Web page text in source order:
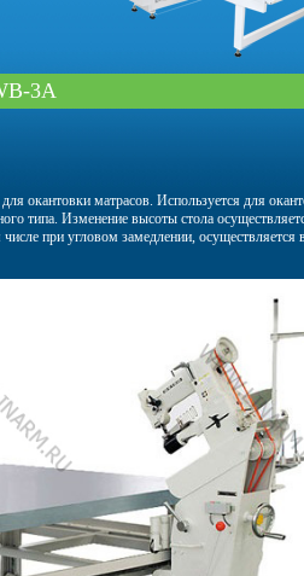
3А
окантовки матрасов. Используется для
типа. Изменение высоты стола
при угловом замедлении,